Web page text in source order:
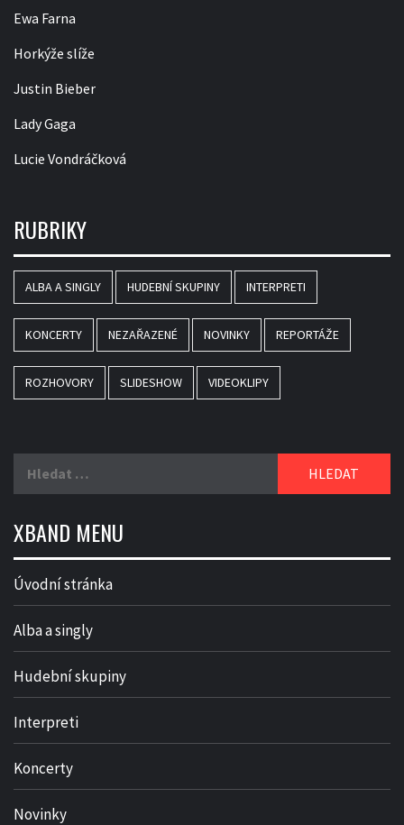
Ewa Farna
Horkýže slíže
Justin Bieber
Lady Gaga
Lucie Vondráčková
RUBRIKY
ALBA A SINGLY HUDEBNÍ SKUPINY INTERPRETI
KONCERTY NEZAŘAZENÉ NOVINKY REPORTÁŽE
ROZHOVORY SLIDESHOW VIDEOKLIPY
XBAND MENU
Úvodní stránka
Alba a singly
Hudební skupiny
Interpreti
Koncerty
Novinky